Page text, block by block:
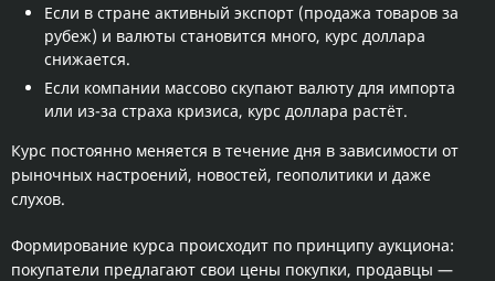
Если в стране активный экспорт (продажа товаров за
рубеж) и валюты становится много, курс доллара
снижается.
Если компании массово скупают валюту для импорта
или из-за страха кризиса, курс доллара растёт.
Курс постоянно меняется в течение дня в зависимости от
рыночных настроений, новостей, геополитики и даже
слухов.
Формирование курса происходит по принципу аукциона:
покупатели предлагают свои цены покупки, продавцы —